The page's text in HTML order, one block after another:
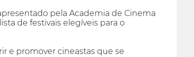
pela Academia de Cinema
de festivais elegíveis para o
e promover cineastas que se